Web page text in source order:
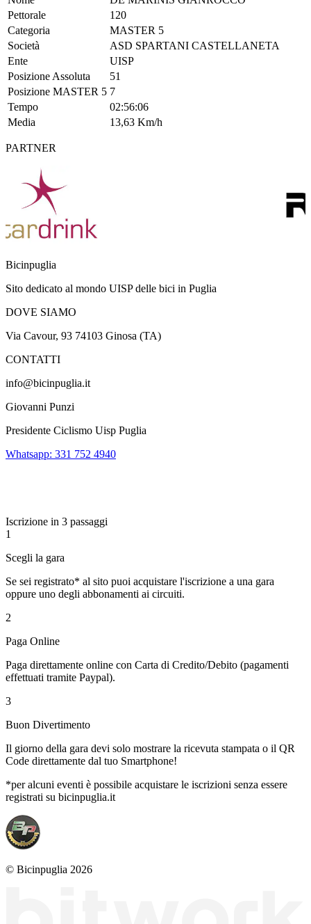
Pettorale
120
Categoria
MASTER 5
Società
ASD SPARTANI CASTELLANETA
Ente
UISP
Posizione Assoluta
51
Posizione MASTER 5 7
Tempo
02:56:06
Media
13,63 Km/h
PARTNER
Bicinpuglia
Sito dedicato al mondo UISP delle bici in Puglia
DOVE SIAMO
Via Cavour, 93 74103 Ginosa (TA)
CONTATTI
info@bicinpuglia.it
Giovanni Punzi
Presidente Ciclismo Uisp Puglia
Whatsapp: 331 752 4940
Iscrizione in 3 passaggi
1
Scegli la gara
Se sei registrato* al sito puoi acquistare l'iscrizione a una gara
oppure uno degli abbonamenti ai circuiti.
2
Paga Online
Paga direttamente online con Carta di Credito/Debito (pagamenti
effettuati tramite Paypal).
3
Buon Divertimento
Il giorno della gara devi solo mostrare la ricevuta stampata o il QR
Code direttamente dal tuo Smartphone!
*per alcuni eventi è possibile acquistare le iscrizioni senza essere
registrati su bicinpuglia.it
© Bicinpuglia 2026